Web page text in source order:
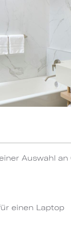
Auswahl an
einen Laptop